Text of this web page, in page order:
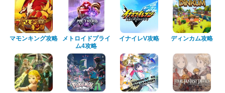
マモンキング攻略
メトロイドプライ
ム4攻略
イナイレV攻略 ディンカム攻略